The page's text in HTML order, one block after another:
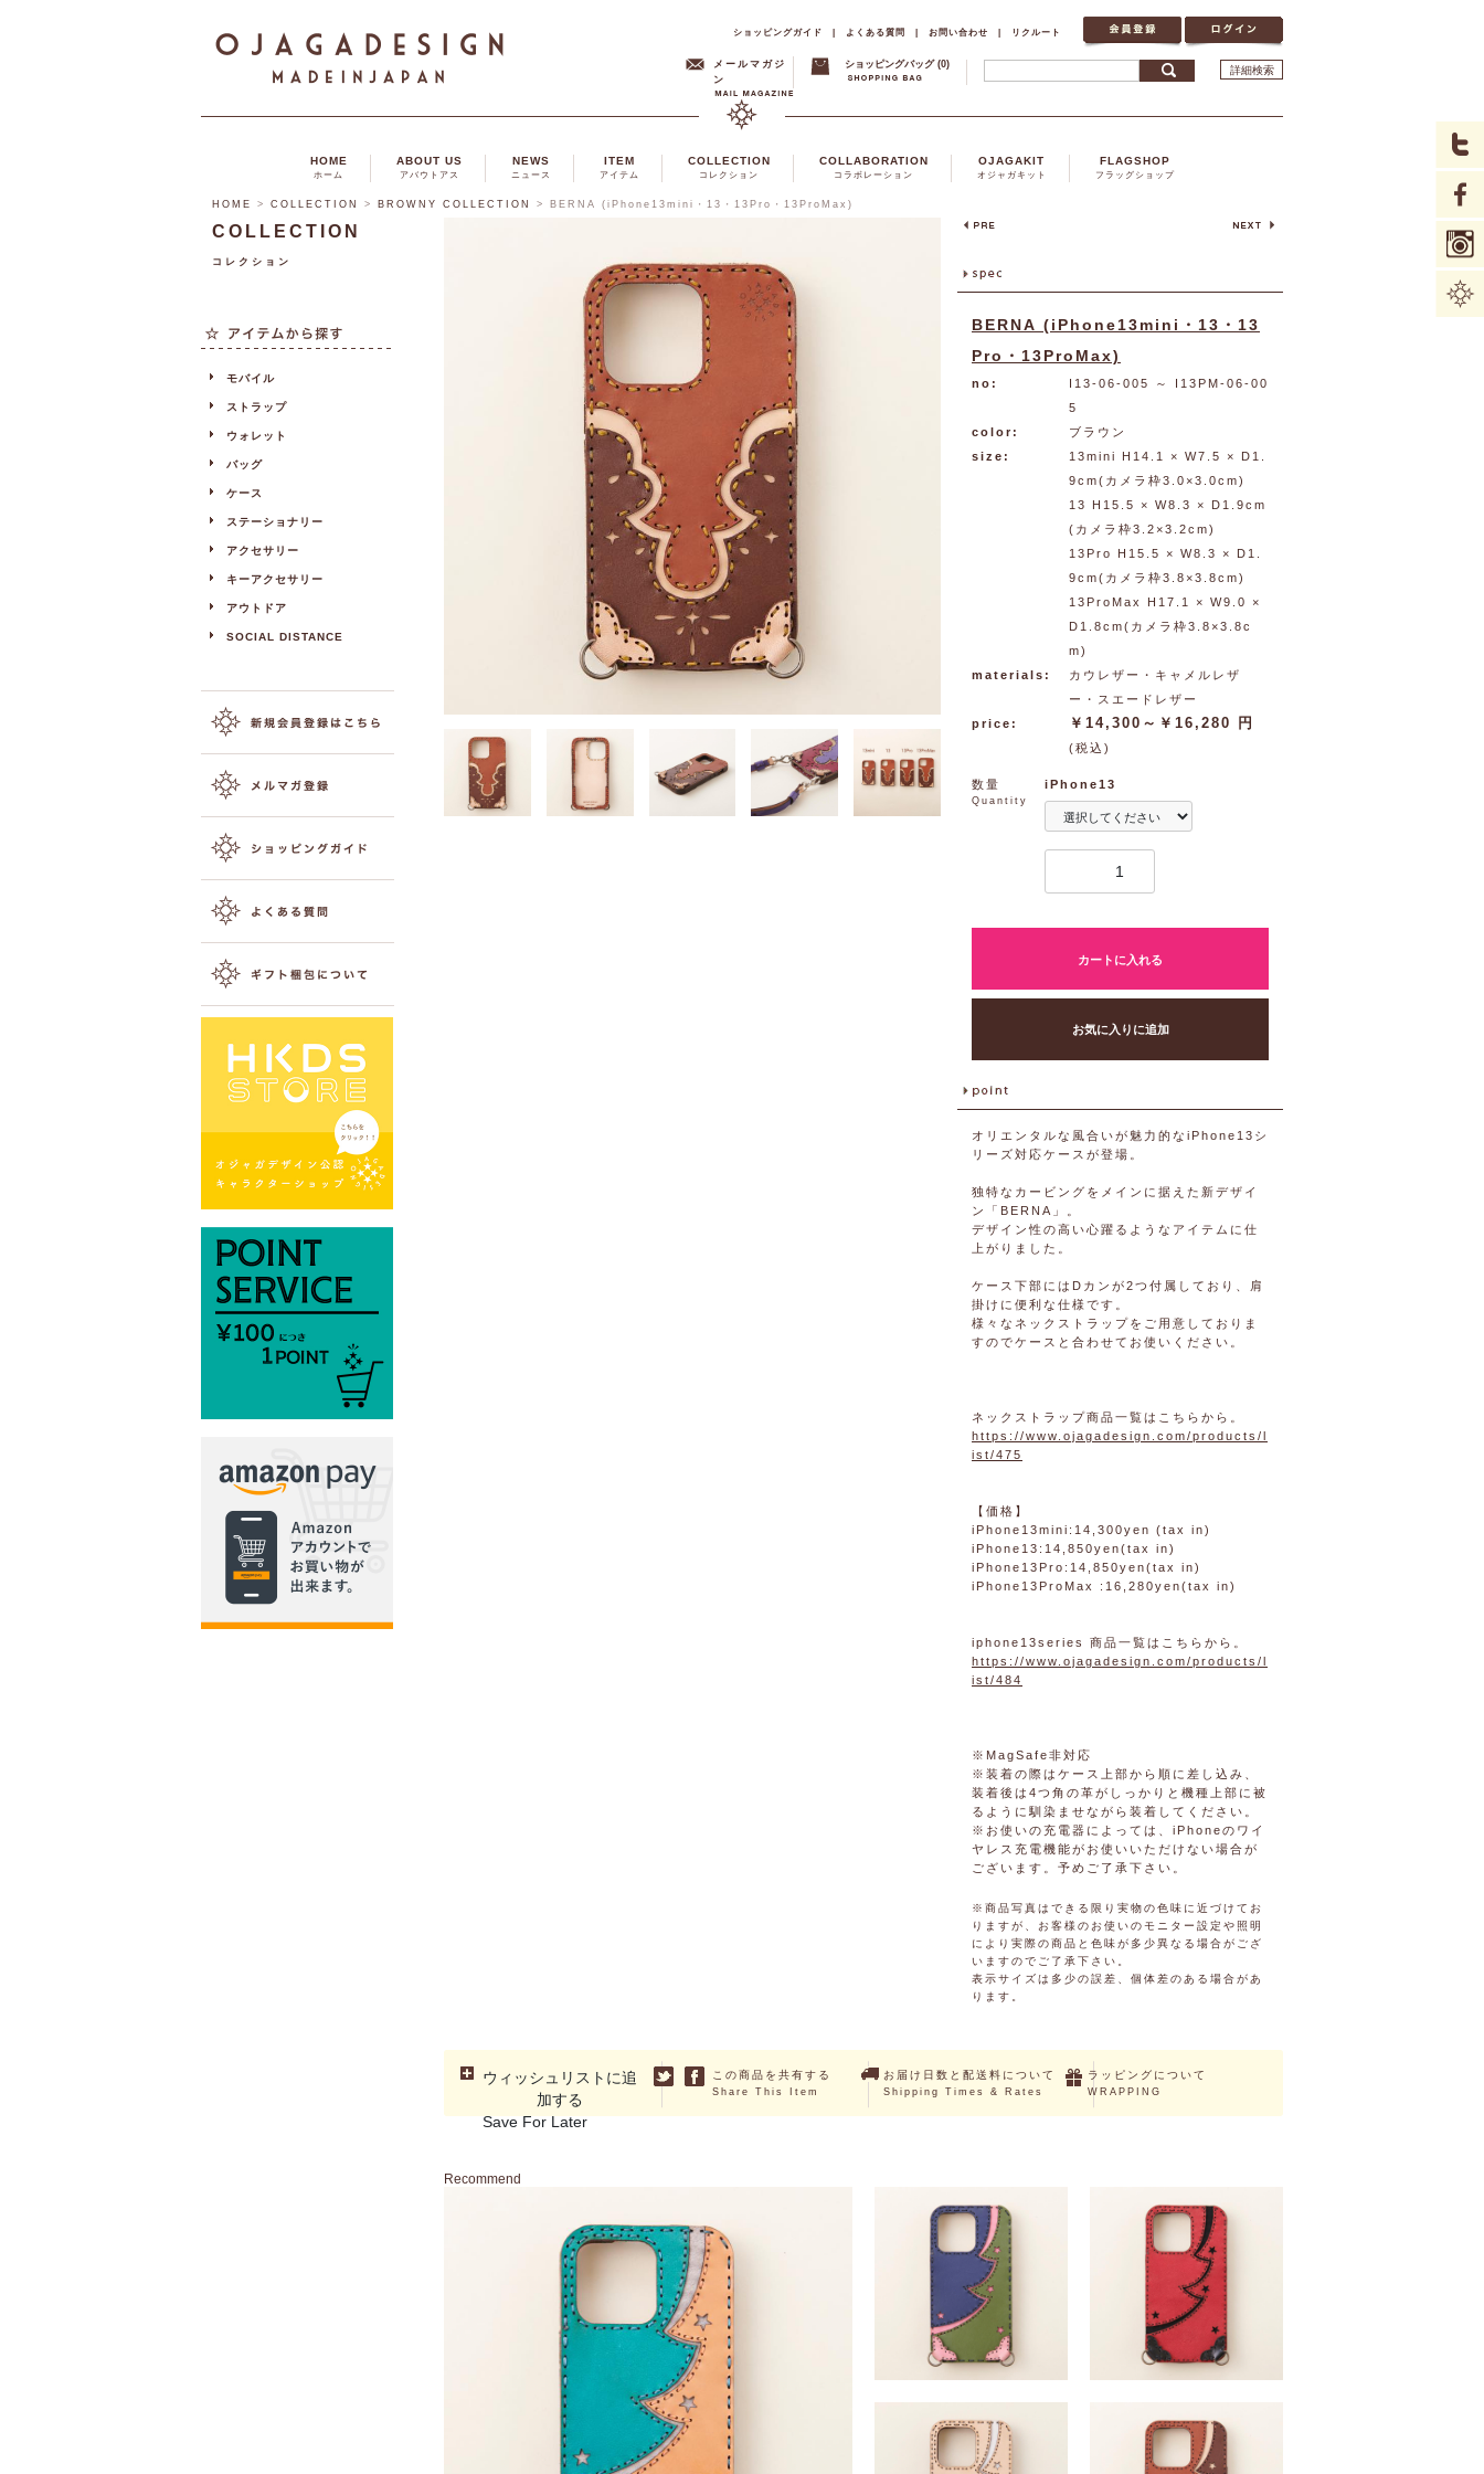
ショッピングガイド | よくある質問 | お問い合わせ | リクルート
メールマガジ
ン
ショッピングバッグ (0) 詳細検索
HOME
ホーム
ABOUT US
アバウトアス
NEWS
ニュース
ITEM
アイテム
COLLECTION
コレクション
COLLABORATION
コラボレーション
OJAGAKIT
オジャガキット
FLAGSHOP
フラッグショップ
HOME > COLLECTION > BROWNY COLLECTION > BERNA (iPhone13mini・13・13Pro・13ProMax)
BERNA (iPhone13mini・13・13
Pro・13ProMax)
no: I13-06-005
～ I13PM-06-00
5
color:
ブラウン
size:
13mini H14.1 × W7.5 × D1.
9cm(カメラ枠3.0×3.0cm)
13 H15.5 × W8.3 × D1.9cm
(カメラ枠3.2×3.2cm)
13Pro H15.5 × W8.3 × D1.
9cm(カメラ枠3.8×3.8cm)
13ProMax H17.1 × W9.0 ×
D1.8cm(カメラ枠3.8×3.8c
m)
materials:
カウレザー・キャメルレザ
ー・スエードレザー
price:
￥14,300～￥16,280 円
(税込)
数量
Quantity
iPhone13
カートに入れる
お気に入りに追加
オリエンタルな風合いが魅力的なiPhone13シ
リーズ対応ケースが登場。
独特なカービングをメインに据えた新デザイ
ン「BERNA」。
デザイン性の高い心躍るようなアイテムに仕
上がりました。
ケース下部にはDカンが2つ付属しており、肩
掛けに便利な仕様です。
様々なネックストラップをご用意しておりま
すのでケースと合わせてお使いください。
ネックストラップ商品一覧はこちらから。
https://www.ojagadesign.com/products/l
ist/475
【価格】
iPhone13mini:14,300yen (tax in)
iPhone13:14,850yen(tax in)
iPhone13Pro:14,850yen(tax in)
iPhone13ProMax :16,280yen(tax in)
iphone13series 商品一覧はこちらから。
https://www.ojagadesign.com/products/l
ist/484
※MagSafe非対応
※装着の際はケース上部から順に差し込み、
装着後は4つ角の革がしっかりと機種上部に被
るように馴染ませながら装着してください。
※お使いの充電器によっては、iPhoneのワイ
ヤレス充電機能がお使いいただけない場合が
ございます。予めご了承下さい。
※商品写真はできる限り実物の色味に近づけてお
りますが、お客様のお使いのモニター設定や照明
により実際の商品と色味が多少異なる場合がござ
いますのでご了承下さい。
表示サイズは多少の誤差、個体差のある場合があ
ります。
ウィッシュリストに追
加する
Save For Later
この商品を共有する
Share This Item
お届け日数と配送料について
Shipping Times & Rates
ラッピングについて
WRAPPING
Recommend
￥14,300 ～ ￥16,280 （税込）
￥14,300 ～ ￥16,280 （税込）
COLLECTION
コレクション
モバイル
ストラップ
ウォレット
バッグ
ケース
ステーショナリー
アクセサリー
キーアクセサリー
アウトドア
SOCIAL DISTANCE